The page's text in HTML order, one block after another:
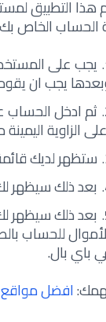
التطبيق
الحساب الخاص بك
يجب على
يجب ان
ثم ادخل الحساب
الزاوية
ستظهر لديك
بعد ذلك سيظهر
بعد ذلك سيظهر
للحساب
باي بال.
افضل مواقع زيادة